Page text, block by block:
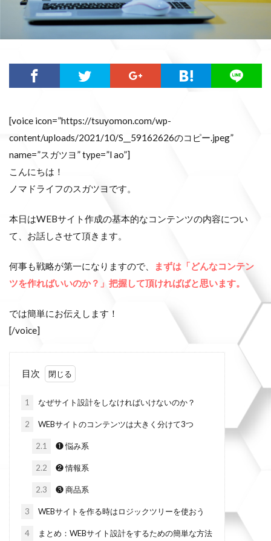
[voice icon=”https://tsuyomon.com/wp-
content/uploads/2021/10/S__59162626のコピー.jpeg”
name=”スガツヨ” type=”l ao”]
こんにちは！
ノマドライフのスガツヨです。
本日はWEBサイト作成の基本的なコンテンツの内容につい
て、お話しさせて頂きます。
何事も戦略が第一になりますので、
まずは「どんなコンテン
ツを作ればいいのか？」把握して頂ければばと思います。
では簡単にお伝えします！
[/voice]
目次
1 なぜサイト設計をしなければいけないのか？
2 WEBサイトのコンテンツは大きく分けて3つ
2.1 ❶ 悩み系
2.2 ❷ 情報系
2.3 ❸ 商品系
3 WEBサイトを作る時はロジックツリーを使おう
4 まとめ：WEBサイト設計をするための簡単な方法